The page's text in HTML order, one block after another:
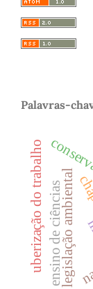
Palavras-
legislação ambiental
ensino de ciências
uberização do trabalho